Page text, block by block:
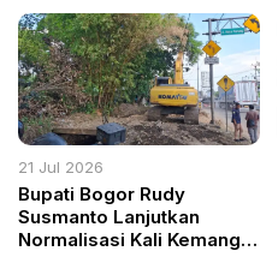
21 Jul 2026
Bupati Bogor Rudy
Susmanto Lanjutkan
Normalisasi Kali Kemang,